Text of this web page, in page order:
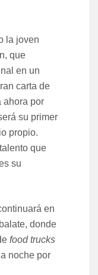
la joven
que
en un
carta de
ahora por
su primer
propio.
que
su
en
donde
food trucks
noche por